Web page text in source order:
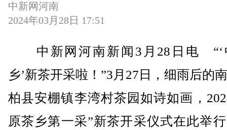
中新网河南
2024年03月28日 17:51
中新网河南新闻3月28日电 “‘
乡’新茶开采啦！”3月27日，细雨后的
柏县安棚镇李湾村茶园如诗如画，
原茶乡第一采”新茶开采仪式在此举